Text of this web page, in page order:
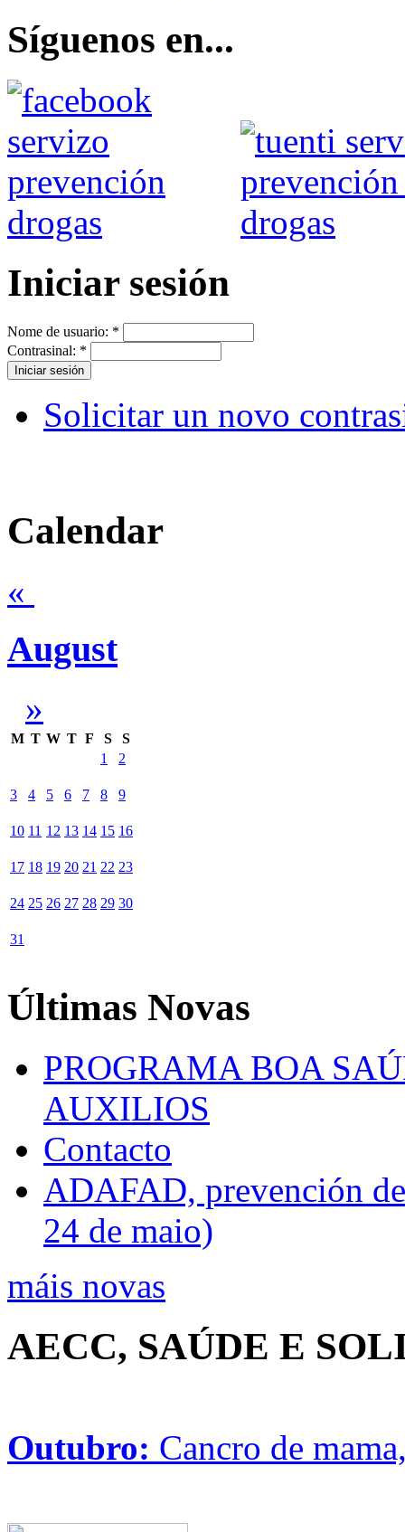
Síguenos en...
Iniciar sesión
Nome de usuario: *
Contrasinal: *
Solicitar un novo
Calendar
«
August
»
M T W T F S
S
1
2
3 4 5 6 7 8 9
10 11 12 13 14 15 16
17 18 19 20 21 22 23
24 25 26 27 28 29 30
31
Últimas Novas
PROGRAMA BOA
AUXILIOS
Contacto
ADAFAD, prevención
24 de maio)
máis novas
AECC, SAÚDE E
Outubro: Cancro de